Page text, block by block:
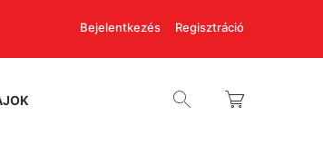
Bejelentkezés Regisztráció